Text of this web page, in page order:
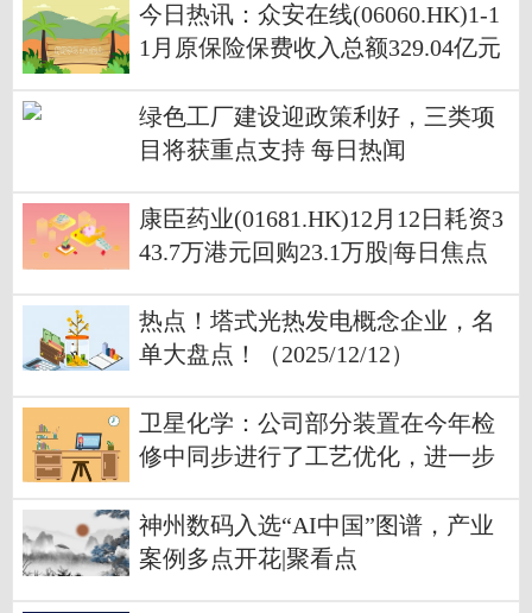
今日热讯：众安在线(06060.HK)1-1
1月原保险保费收入总额329.04亿元
绿色工厂建设迎政策利好，三类项
目将获重点支持 每日热闻
康臣药业(01681.HK)12月12日耗资3
43.7万港元回购23.1万股|每日焦点
热点！塔式光热发电概念企业，名
单大盘点！（2025/12/12）
卫星化学：公司部分装置在今年检
修中同步进行了工艺优化，进一步
神州数码入选“AI中国”图谱，产业
案例多点开花|聚看点